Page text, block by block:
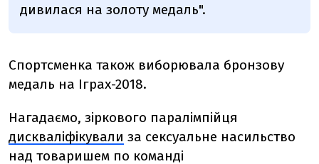
дивилася на золоту медаль".
Спортсменка також виборювала бронзову
медаль на Іграх-2018.
Нагадаємо, зіркового паралімпійця
дискваліфікували за сексуальне насильство
над товаришем по команді